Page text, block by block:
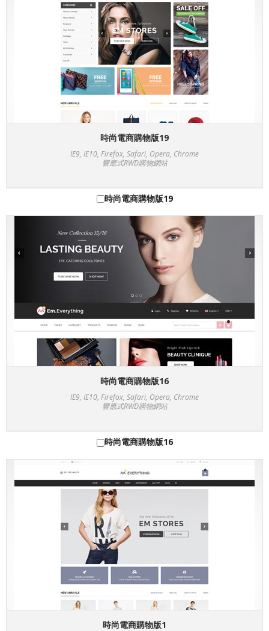
時尚電商購物版19
IE9, IE10, Firefox, Safari, Opera, Chrome
響應式RWD購物網站
時尚電商購物版19
時尚電商購物版16
IE9, IE10, Firefox, Safari, Opera, Chrome
響應式RWD購物網站
時尚電商購物版16
時尚電商購物版1